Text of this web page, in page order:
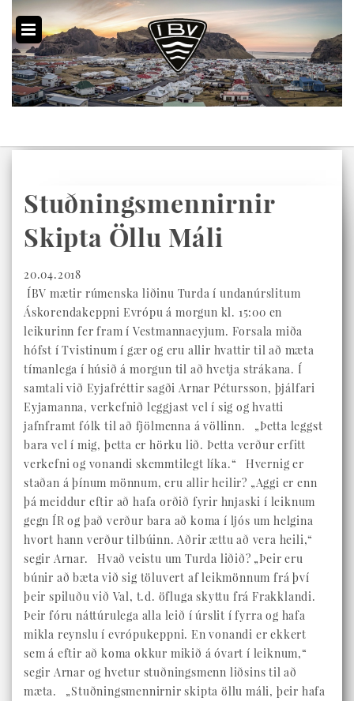
Stuðningsmennirnir
Skipta Öllu Máli
20.04.2018
ÍBV mætir rúmenska liðinu Turda í undanúrslitum
Áskorendakeppni Evrópu á morgun kl. 15:00 en
leikurinn fer fram í Vestmannaeyjum. Forsala miða
hófst í Tvistinum í gær og eru allir hvattir til að mæta
tímanlega í húsið á morgun til að hvetja strákana. Í
samtali við Eyjafréttir sagði Arnar Pétursson, þjálfari
Eyjamanna, verkefnið leggjast vel í sig og hvatti
jafnframt fólk til að fjölmenna á völlinn. „Þetta leggst
bara vel í mig, þetta er hörku lið. Þetta verður erfitt
verkefni og vonandi skemmtilegt líka.“ Hvernig er
staðan á þínum mönnum, eru allir heilir? „Aggi er enn
þá meiddur eftir að hafa orðið fyrir hnjaski í leiknum
gegn ÍR og það verður bara að koma í ljós um helgina
hvort hann verður tilbúinn. Aðrir ættu að vera heili,“
segir Arnar. Hvað veistu um Turda liðið? „Þeir eru
búnir að bæta við sig töluvert af leikmönnum frá því
þeir spiluðu við Val, t.d. öfluga skyttu frá Frakklandi.
Þeir fóru náttúrulega alla leið í úrslit í fyrra og hafa
mikla reynslu í evrópukeppni. En vonandi er ekkert
sem á eftir að koma okkur mikið á óvart í leiknum,“
segir Arnar og hvetur stuðningsmenn liðsins til að
mæta. „Stuðningsmennirnir skipta öllu máli, þeir hafa